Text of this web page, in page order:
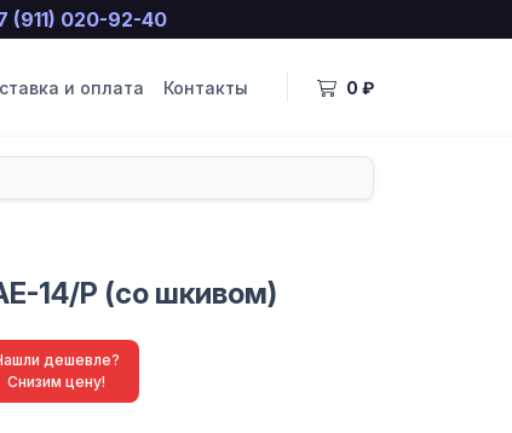
(911) 020-92-40
и оплата Контакты 0 ₽
14/Р (со шкивом)
дешевле?
Снизим цену!